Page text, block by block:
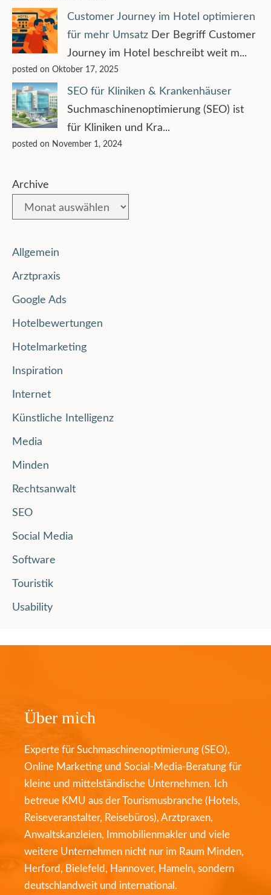
Customer Journey im Hotel optimieren
für mehr Umsatz Der Begriff Customer
Journey im Hotel beschreibt weit m...
posted on Oktober 17, 2025
SEO für Kliniken & Krankenhäuser
Suchmaschinenoptimierung (SEO) ist
für Kliniken und Kra...
posted on November 1, 2024
Archive
Allgemein
Arztpraxis
Google Ads
Hotelbewertungen
Hotelmarketing
Inspiration
Internet
Künstliche Intelligenz
Media
Minden
Rechtsanwalt
SEO
Social Media
Software
Touristik
Usability
Über mich
Experte für Suchmaschinenoptimierung (SEO),
Online Marketing und Social-Media-Beratung für
kleine und mittelständische Unternehmen. Ich
betreue KMU aus der Tourismusbranche (Hotels,
Reiseveranstalter, Reisebüros), Arztpraxen,
Anwaltskanzleien, Immobilienmakler und viele
weitere Unternehmen nicht nur im Raum Minden,
Herford, Bielefeld, Hannover, Hameln, sondern
deutschlandweit und international.